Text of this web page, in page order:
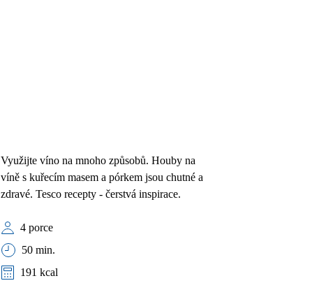
Využijte víno na mnoho způsobů. Houby na
víně s kuřecím masem a pórkem jsou chutné a
zdravé. Tesco recepty - čerstvá inspirace.
4 porce
50 min.
191 kcal